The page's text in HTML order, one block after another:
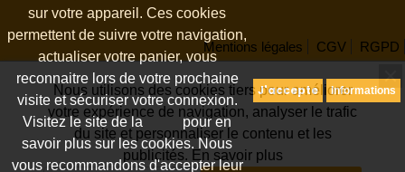
sur votre appareil. Ces cookies
permettent de suivre votre navigation,
actualiser votre panier, vous
reconnaitre lors de votre prochaine
visite et sécuriser votre connexion.
Visitez le site de la CNIL pour en
savoir plus sur les cookies. Nous
vous recommandons d'accepter leur
J'accepte Informations
Mentions légales CGV
RGPD
Fiches produits relatives aux qualités et caractéristiques
environnementales
Nous utilisons des cookies tiers pour améliorer
votre expérience de navigation, analyser le trafic
du site et personnaliser le contenu et les
publicités. En savoir plus